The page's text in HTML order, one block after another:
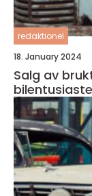
redaktionel
18. January 2024
Salg av bruktbil En omfattende